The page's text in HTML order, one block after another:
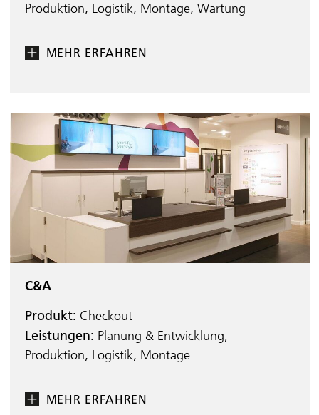
Produktion, Logistik, Montage, Wartung
MEHR ERFAHREN
C&A
Produkt: Checkout
Leistungen: Planung & Entwicklung,
Produktion, Logistik, Montage
MEHR ERFAHREN